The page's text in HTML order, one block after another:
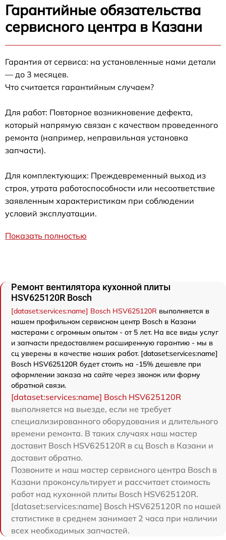
Гарантийные обязательства
сервисного центра в Казани
Гарантия от сервиса: на установленные нами детали
— до 3 месяцев.
Что считается гарантийным случаем?
Для работ: Повторное возникновение дефекта,
который напрямую связан с качеством проведенного
ремонта (например, неправильная установка
запчасти).
Для комплектующих: Преждевременный выход из
строя, утрата работоспособности или несоответствие
заявленным характеристикам при соблюдении
условий эксплуатации.
Показать полностью
Ремонт вентилятора кухонной плиты
HSV625120R Bosch
[dataset:services:name] Bosch HSV625120R выполняется в
нашем профильном сервисном центр Bosch в Казани
мастерами с огромным опытом - от 5 лет. На все виды услуг
и запчасти предоставляем расширенную гарантию - мы в
сц уверены в качестве наших работ. [dataset:services:name]
Bosch HSV625120R будет стоить на -15% дешевле при
оформлении заказа на сайте через звонок или форму
обратной связи.
[dataset:services:name] Bosch HSV625120R
выполняется на выезде, если не требует
специализированного оборудования и длительного
времени ремонта. В таких случаях наш мастер
доставит Bosch HSV625120R в сц Bosch в Казани и
доставит обратно.
Позвоните и наш мастер сервисного центра Bosch в
Казани проконсультирует и рассчитает стоимость
работ над кухонной плиты Bosch HSV625120R.
[dataset:services:name] Bosch HSV625120R по нашей
статистике в среднем занимает 2 часа при наличии
всех необходимых запчастей.